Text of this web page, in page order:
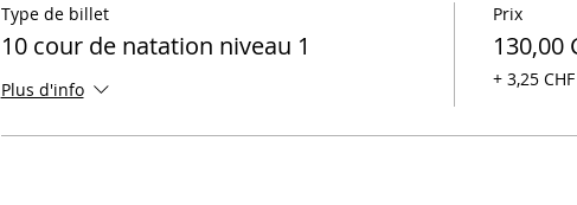
Type de billet
10 cour de natation niveau 1
Plus d'info
Prix
130,00
+ 3,25